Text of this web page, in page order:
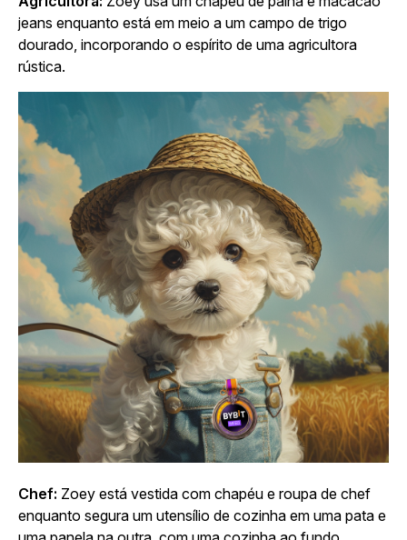
jeans enquanto está em meio a um campo de trigo
dourado, incorporando o espírito de uma agricultora
rústica.
Chef: Zoey está vestida com chapéu e roupa de chef
enquanto segura um utensílio de cozinha em uma pata e